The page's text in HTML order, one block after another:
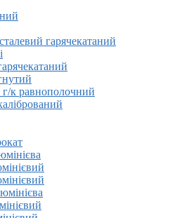
гарячекатаний
к равнополочний